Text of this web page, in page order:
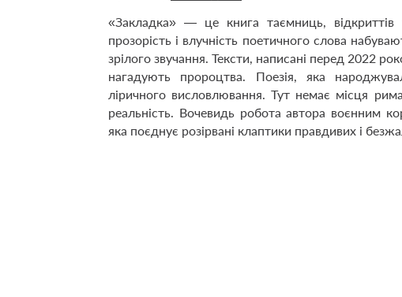
«Закладка» — це книга таємниць, відкриттів
прозорість і влучність поетичного слова
зрілого звучання. Тексти, написані перед 2022
нагадують пророцтва. Поезія, яка
ліричного висловлювання. Тут немає місця
реальність. Вочевидь робота автора воєнним
яка поєднує розірвані клаптики правдивих і